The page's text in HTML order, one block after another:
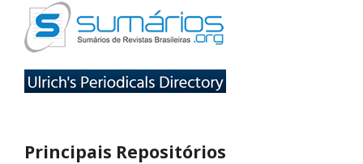
Principais Repositórios